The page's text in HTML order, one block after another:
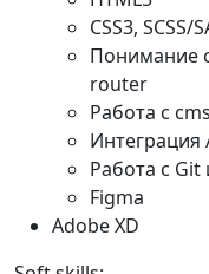
CSS3, SCSS/
Понимание
router
Работа с
Интеграция
Работа с Git
Figma
Adobe XD